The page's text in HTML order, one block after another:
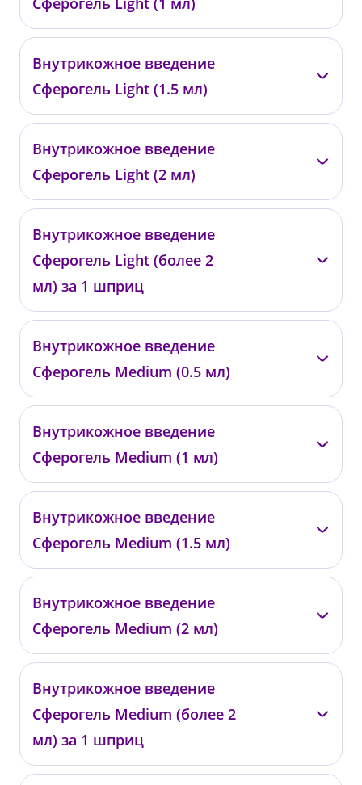
от 8 400 ₽
0477
от 16 200 ₽
Внутрикожное введение
Сферогель Light (1.5 мл)
0478
от 23 800 ₽
Внутрикожное введение
Сферогель Light (2 мл)
0479
от 31 300 ₽
Внутрикожное введение
Сферогель Light (более 2
мл) за 1 шприц
0480
от 7 700 ₽
Внутрикожное введение
Сферогель Medium (0.5 мл)
0481
от 11 400 ₽
Внутрикожное введение
Сферогель Medium (1 мл)
0482
от 22 100 ₽
Внутрикожное введение
Сферогель Medium (1.5 мл)
0483
от 32 400 ₽
Внутрикожное введение
Сферогель Medium (2 мл)
0484
от 42 400 ₽
Внутрикожное введение
Сферогель Medium (более 2
мл) за 1 шприц